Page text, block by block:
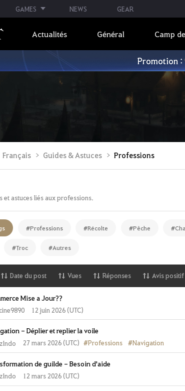
GAMES NEWS GEAR
Actualités Général Camp
Promotion :
Français Guides & Astuces Professions
et astuces liés aux professions.
#Professions #Récolte #Pêche
#Troc #Autres
Date du post Vues Réponses Avis positif
Mise a Jour??
12 juin 2026 (UTC)
- Déplier et replier la voile
27 mars 2026 (UTC) #Professions #Navigation
de guilde - Besoin d'aide
12 mars 2026 (UTC)